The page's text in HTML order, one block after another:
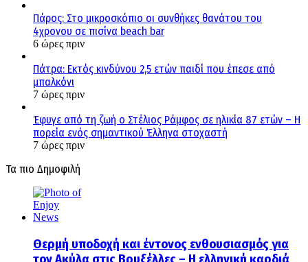
Πάρος: Στο μικροσκόπιο οι συνθήκες θανάτου του
4χρονου σε πισίνα beach bar
6 ώρες πριν
Πάτρα: Εκτός κινδύνου 2,5 ετών παιδί που έπεσε από
μπαλκόνι
7 ώρες πριν
Έφυγε από τη ζωή ο Στέλιος Ράμφος σε ηλικία 87 ετών – Η
πορεία ενός σημαντικού Έλληνα στοχαστή
7 ώρες πριν
Τα πιο Δημοφιλή
Θερμή υποδοχή και έντονος ενθουσιασμός για